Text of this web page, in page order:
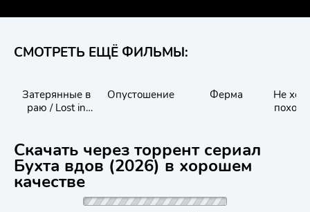
СМОТРЕТЬ ЕЩЁ ФИЛЬМЫ:
Затерянные в
раю / Lost in
Опустошение Ферма
Не
поход
Скачать через торрент сериал
Бухта вдов (2026) в хорошем
качестве